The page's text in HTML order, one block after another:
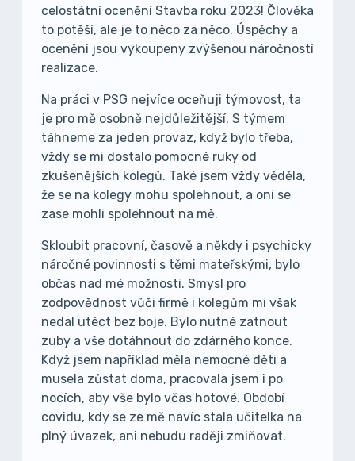
celostátní ocenění Stavba roku 2023! Člověka
to potěší, ale je to něco za něco. Úspěchy a
ocenění jsou vykoupeny zvýšenou náročností
realizace.
Na práci v PSG nejvíce oceňuji týmovost, ta
je pro mě osobně nejdůležitější. S týmem
táhneme za jeden provaz, když bylo třeba,
vždy se mi dostalo pomocné ruky od
zkušenějších kolegů. Také jsem vždy věděla,
že se na kolegy mohu spolehnout, a oni se
zase mohli spolehnout na mě.
Skloubit pracovní, časově a někdy i psychicky
náročné povinnosti s těmi mateřskými, bylo
občas nad mé možnosti. Smysl pro
zodpovědnost vůči firmě i kolegům mi však
nedal utéct bez boje. Bylo nutné zatnout
zuby a vše dotáhnout do zdárného konce.
Když jsem například měla nemocné děti a
musela zůstat doma, pracovala jsem i po
nocích, aby vše bylo včas hotové. Období
covidu, kdy se ze mě navíc stala učitelka na
plný úvazek, ani nebudu raději zmiňovat.